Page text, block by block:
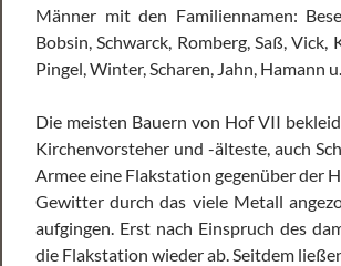
Männer mit den Familiennamen:
Bobsin, Schwarck, Romberg, Saß, Vick,
Pingel, Winter, Scharen, Jahn, Hamann
Die meisten Bauern von Hof VII
Kirchenvorsteher und -älteste, auch
Armee eine Flakstation gegenüber der
Gewitter durch das viele Metall
aufgingen. Erst nach Einspruch des
die Flakstation wieder ab. Seitdem